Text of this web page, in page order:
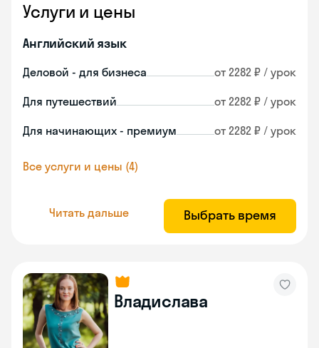
Услуги и цены
Английский язык
Деловой - для бизнеса от 2282 ₽ / урок
Для путешествий от 2282 ₽ / урок
Для начинающих - премиум от 2282 ₽ / урок
Все услуги и цены (4)
Читать дальше Выбрать время
Владислава